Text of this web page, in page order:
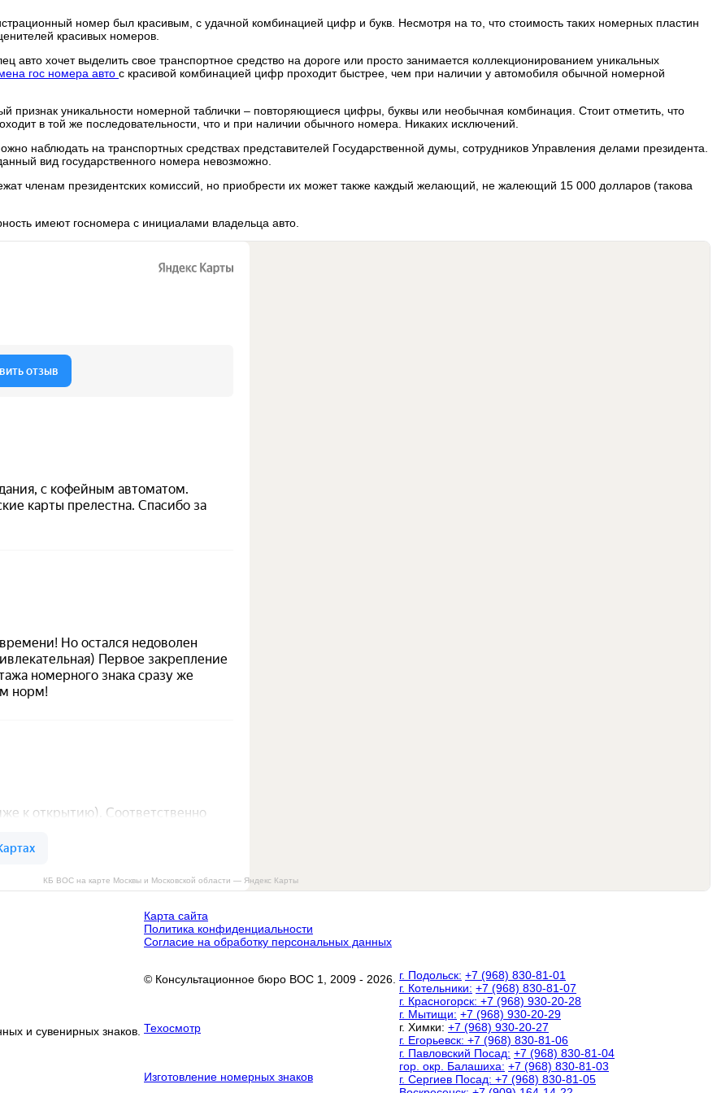
номер был красивым, с удачной комбинацией цифр и букв. Несмотря на то, что стоимость таких номерных пластин
красивых номеров.
авто хочет выделить свое транспортное средство на дороге или просто занимается коллекционированием уникальных
гос номера авто с красивой комбинацией цифр проходит быстрее, чем при наличии у автомобиля обычной номерной
признак уникальности номерной таблички – повторяющиеся цифры, буквы или необычная комбинация. Стоит отметить, что
в той же последовательности, что и при наличии обычного номера. Никаких исключений.
наблюдать на транспортных средствах представителей Государственной думы, сотрудников Управления делами президента.
вид государственного номера невозможно.
членам президентских комиссий, но приобрести их может также каждый желающий, не жалеющий 15 000 долларов (такова
имеют госномера с инициалами владельца авто.
КБ ВОС на карте Москвы и Московской области — Яндекс Карты
и сувенирных знаков.
Карта сайта
Политика конфиденциальности
Согласие на обработку персональных данных
© Консультационное бюро ВОС 1, 2009 - 2026.
Техосмотр
Изготовление номерных знаков
г. Подольск: +7 (968) 830-81-01
г. Котельники: +7 (968) 830-81-07
г. Красногорск: +7 (968) 930-20-28
г. Мытищи: +7 (968) 930-20-29
г. Химки: +7 (968) 930-20-27
г. Егорьевск: +7 (968) 830-81-06
г. Павловский Посад: +7 (968) 830-81-04
гор. окр. Балашиха: +7 (968) 830-81-03
г. Сергиев Посад: +7 (968) 830-81-05